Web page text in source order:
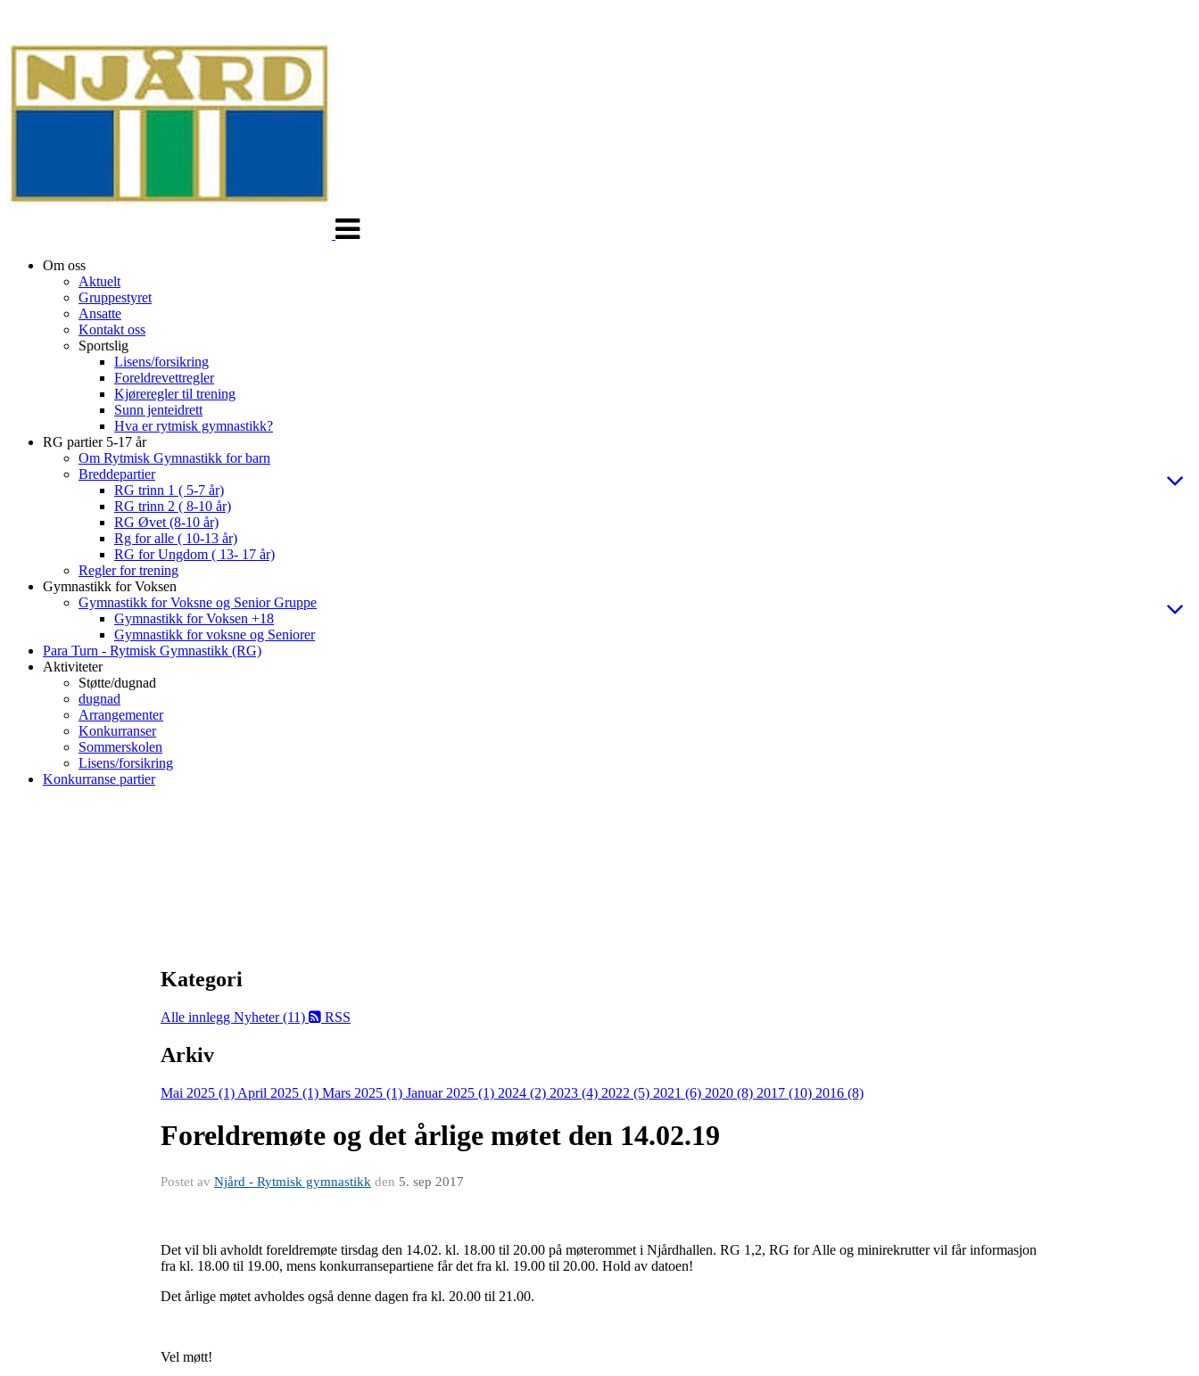
Om oss
Aktuelt
Gruppestyret
Ansatte
Kontakt oss
Sportslig
Lisens/forsikring
Foreldrevettregler
Kjøreregler til trening
Sunn jenteidrett
Hva er rytmisk gymnastikk?
RG partier 5-17 år
Om Rytmisk Gymnastikk for barn
Breddepartier
RG trinn 1 ( 5-7 år)
RG trinn 2 ( 8-10 år)
RG Øvet (8-10 år)
Rg for alle ( 10-13 år)
RG for Ungdom ( 13- 17 år)
Regler for trening
Gymnastikk for Voksen
Gymnastikk for Voksne og Senior Gruppe
Gymnastikk for Voksen +18
Gymnastikk for voksne og Seniorer
Para Turn - Rytmisk Gymnastikk (RG)
Aktiviteter
Støtte/dugnad
dugnad
Arrangementer
Konkurranser
Sommerskolen
Lisens/forsikring
Konkurranse partier
Kategori
Alle innlegg Nyheter (11) RSS
Arkiv
Mai 2025 (1) April 2025 (1) Mars 2025 (1) Januar 2025 (1) 2024 (2) 2023 (4) 2022 (5) 2021 (6) 2020 (8) 2017 (10) 2016 (8)
Foreldremøte og det årlige møtet den 14.02.19
Postet av Njård - Rytmisk gymnastikk den 5. sep 2017
Det vil bli avholdt foreldremøte tirsdag den 14.02. kl. 18.00 til 20.00 på møterommet i Njårdhallen. RG 1,2, RG for Alle og minirekrutter vil får informasjon
fra kl. 18.00 til 19.00, mens konkurransepartiene får det fra kl. 19.00 til 20.00. Hold av datoen!
Det årlige møtet avholdes også denne dagen fra kl. 20.00 til 21.00.
Vel møtt!